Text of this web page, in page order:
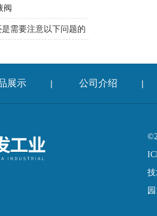
阀
需要注意以下问题的
展示 | 公司介绍 |